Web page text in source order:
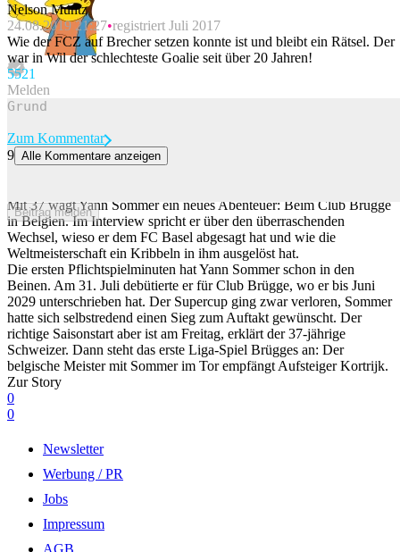
Nelson Muntz
24.08.2019 21:27 registriert Juli 2017
Wie der FCZ auf Brecher setzen konnte ist und bleibt ein Rätsel. Der
war in Wil der schlechteste Goalie seit über 20 Jahren!
5521
Melden
Beitrag melden
Zum Kommentar
9 Alle Kommentare anzeigen
Mit 37 wagt Yann Sommer ein neues Abenteuer: Beim Club Brügge
in Belgien. Im Interview spricht er über den überraschenden
Wechsel, wieso er dem FC Basel abgesagt hat und wie die
Weltmeisterschaft ein Kribbeln in ihm ausgelöst hat.
Die ersten Pflichtspielminuten hat Yann Sommer schon in den
Beinen. Am 31. Juli debütierte er für Club Brügge, wo er bis Juni
2029 unterschrieben hat. Der Supercup ging zwar verloren, Sommer
hatte sich selbstredend einen Sieg zum Auftakt gewünscht. Der
richtige Saisonstart aber ist am Freitag, erklärt der 37-jährige
Schweizer. Dann steht das erste Liga-Spiel Brügges an: Der
belgische Meister mit Sommer im Tor empfängt Aufsteiger Kortrijk.
Zur Story
0
0
Newsletter
Werbung / PR
Jobs
Impressum
AGB